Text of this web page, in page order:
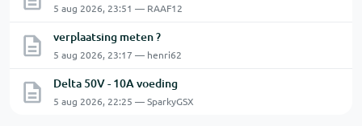
5 aug 2026, 23:51 — RAAF12
verplaatsing meten ?
5 aug 2026, 23:17 — henri62
Delta 50V - 10A voeding
5 aug 2026, 22:25 — SparkyGSX